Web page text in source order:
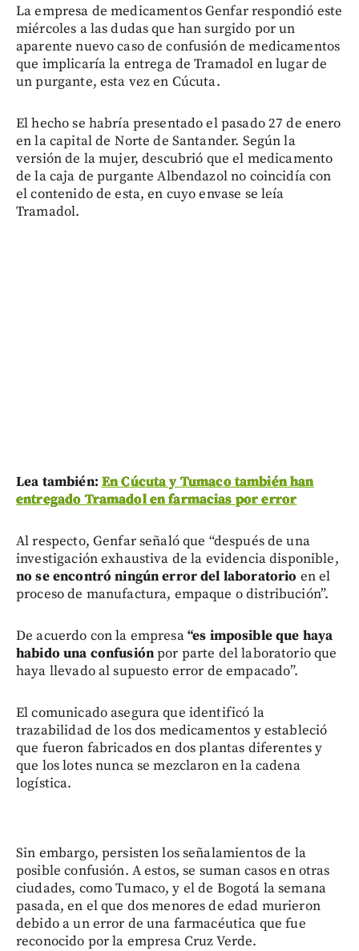
La empresa de medicamentos Genfar respondió este
miércoles a las dudas que han surgido por un
aparente nuevo caso de confusión de medicamentos
que implicaría la entrega de Tramadol en lugar de
un purgante, esta vez en Cúcuta.
El hecho se habría presentado el pasado 27 de enero
en la capital de Norte de Santander. Según la
versión de la mujer, descubrió que el medicamento
de la caja de purgante Albendazol no coincidía con
el contenido de esta, en cuyo envase se leía
Tramadol.
Lea también: En Cúcuta y Tumaco también han
entregado Tramadol en farmacias por error
Al respecto, Genfar señaló que “después de una
investigación exhaustiva de la evidencia disponible,
no se encontró ningún error del laboratorio en el
proceso de manufactura, empaque o distribución”.
De acuerdo con la empresa“es imposible que haya
habido una confusiónpor parte del laboratorio que
haya llevado al supuesto error de empacado”.
El comunicado asegura que identificó la
trazabilidad de los dos medicamentos y estableció
que fueron fabricados en dos plantas diferentes y
que los lotes nunca se mezclaron en la cadena
logística.
Sin embargo, persisten los señalamientos de la
posible confusión. A estos, se suman casos en otras
ciudades, como Tumaco, y el de Bogotá la semana
pasada, en el que dos menores de edad murieron
debido a un error de una farmacéutica que fue
reconocido por la empresa Cruz Verde.